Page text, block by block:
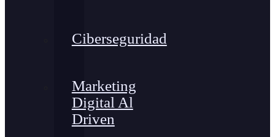
Ciberseguridad
Marketing
Digital Al
Driven